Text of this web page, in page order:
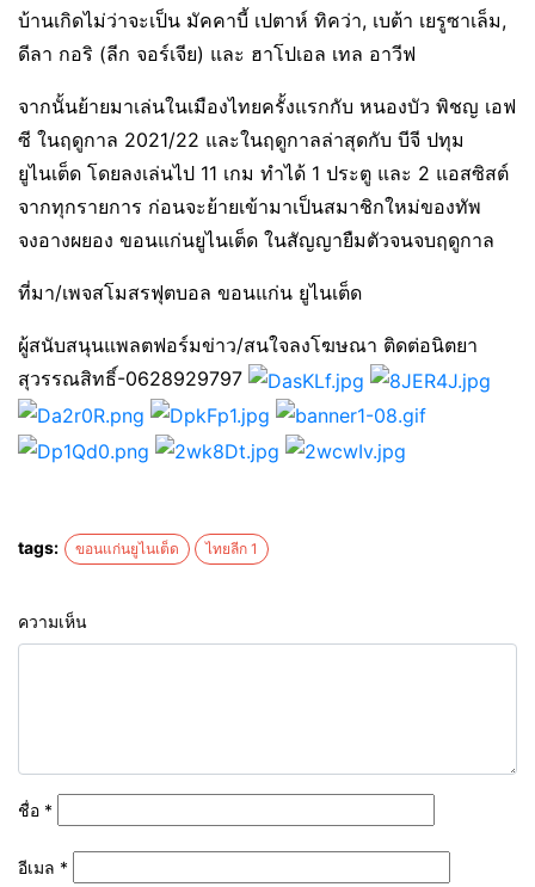
บ้านเกิดไม่ว่าจะเป็น มัคคาบี้ เปตาห์ ทิคว่า, เบต้า เยรูซาเล็ม,
ดีลา กอริ (ลีก จอร์เจีย) และ ฮาโปเอล เทล อาวีฟ
จากนั้นย้ายมาเล่นในเมืองไทยครั้งแรกกับ หนองบัว พิชญ เอฟ
ซี ในฤดูกาล 2021/22 และในฤดูกาลล่าสุดกับ บีจี ปทุม
ยูไนเต็ด โดยลงเล่นไป 11 เกม ทำได้ 1 ประตู และ 2 แอสซิสต์
จากทุกรายการ ก่อนจะย้ายเข้ามาเป็นสมาชิกใหม่ของทัพ
จงอางผยอง ขอนแก่นยูไนเต็ด ในสัญญายืมตัวจนจบฤดูกาล
ที่มา/เพจสโมสรฟุตบอล ขอนแก่น ยูไนเต็ด
ผู้สนับสนุนแพลตฟอร์มข่าว/สนใจลงโฆษณา ติดต่อนิตยา
สุวรรณสิทธิ์-0628929797
tags: ขอนแก่นยูไนเต็ด ไทยลีก 1
ความเห็น
ชื่อ *
อีเมล *